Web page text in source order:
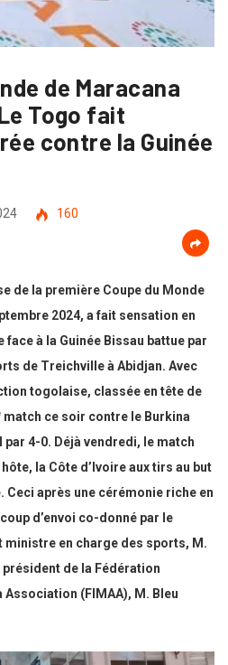
de Maracana
Togo fait
contre la Guinée
160
de la première Coupe du Monde
2024, a fait sensation en
à la Guinée Bissau battue par
de Treichville à Abidjan. Avec
togolaise, classée en tête de
match ce soir contre le Burkina
par 4-0. Déjà vendredi, le match
la Côte d’Ivoire aux tirs au but
Ceci après une cérémonie riche en
d’envoi co-donné par le
en charge des sports, M.
président de la Fédération
(FIMAA), M. Bleu